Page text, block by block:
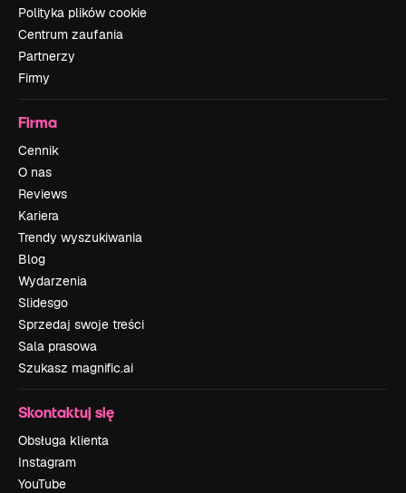
Polityka plików cookie
Centrum zaufania
Partnerzy
Firmy
Firma
Cennik
O nas
Reviews
Kariera
Trendy wyszukiwania
Blog
Wydarzenia
Slidesgo
Sprzedaj swoje treści
Sala prasowa
Szukasz magnific.ai
Skontaktuj się
Obsługa klienta
Instagram
YouTube